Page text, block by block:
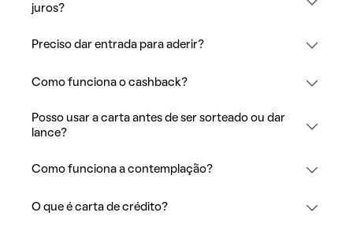
juros?
Preciso dar entrada para aderir?
Como funciona o cashback?
Posso usar a carta antes de ser sorteado ou dar
lance?
Como funciona a contemplação?
O que é carta de crédito?